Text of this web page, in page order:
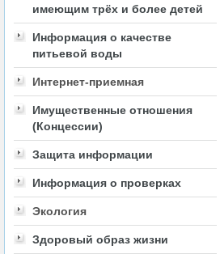
имеющим трёх и более детей
Информация о качестве
питьевой воды
Интернет-приемная
Имущественные отношения
(Концессии)
Защита информации
Информация о проверках
Экология
Здоровый образ жизни